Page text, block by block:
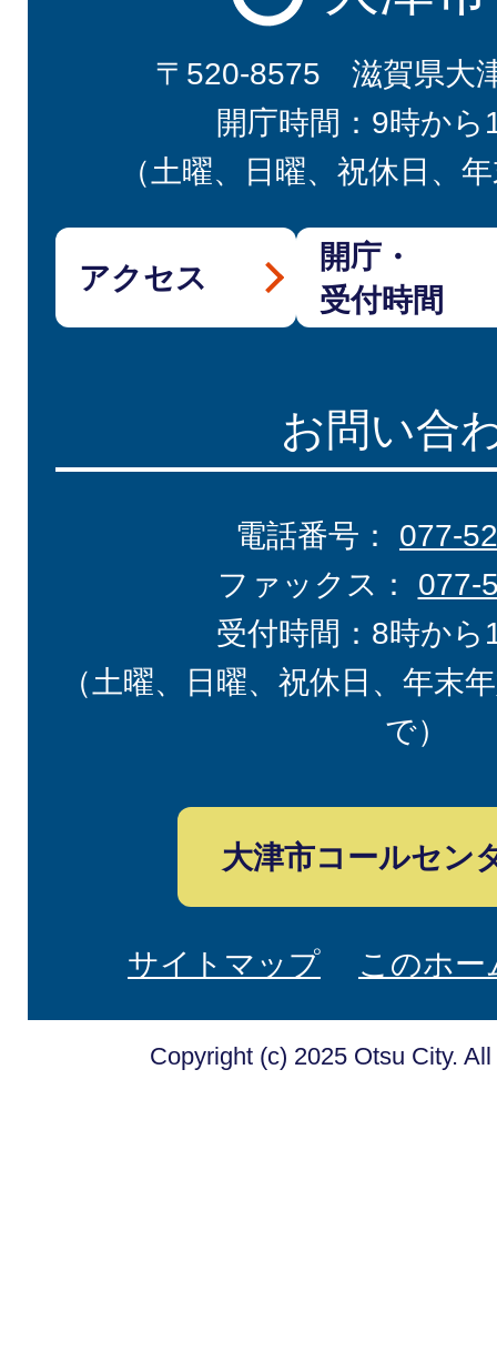
〒520-8575 滋賀県大
開庁時間：9時から
（土曜、日曜、祝休日、
アクセス
開庁・
受付時間
お問い合
電話番号： 077-
ファックス： 077-
受付時間：8時から
（土曜、日曜、祝休日、年末
で）
大津市コールセン
サイトマップ このホ
Copyright (c) 2025 Otsu City.